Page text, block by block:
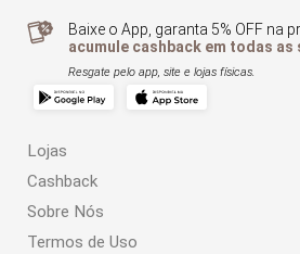
Baixe o App, garanta 5% OFF na
acumule cashback em todas as
Resgate pelo app, site e lojas físicas.
Lojas
Cashback
Sobre Nós
Termos de Uso